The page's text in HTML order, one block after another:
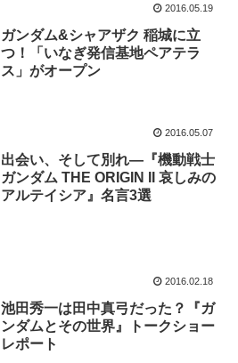
2016.05.19
ガンダム&シャアザク 稲城に立
つ！「いなぎ発信基地ペアテラ
ス」がオープン
2016.05.07
出会い、そして別れ―『機動戦士
ガンダム THE ORIGIN II 哀しみの
アルテイシア』名言3選
2016.02.18
池田秀一は田中真弓だった？『ガ
ンダムとその世界』トークショー
レポート